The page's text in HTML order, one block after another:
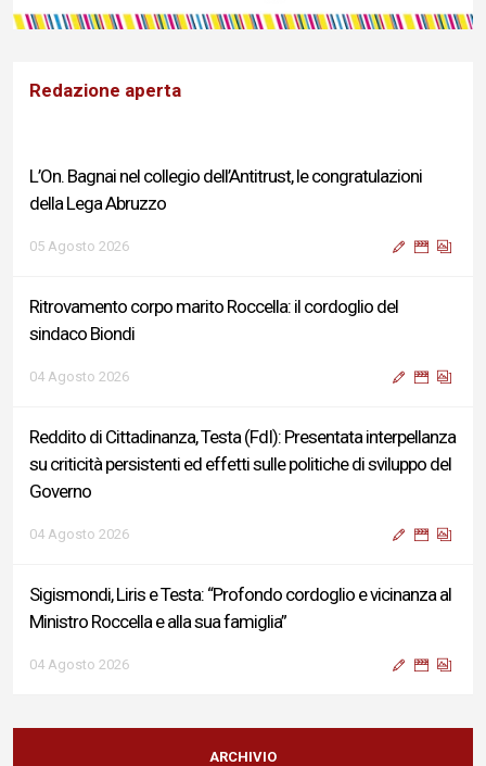
Redazione aperta
L’On. Bagnai nel collegio dell’Antitrust, le congratulazioni
della Lega Abruzzo
05 Agosto 2026
Ritrovamento corpo marito Roccella: il cordoglio del
sindaco Biondi
04 Agosto 2026
Reddito di Cittadinanza, Testa (FdI): Presentata interpellanza
su criticità persistenti ed effetti sulle politiche di sviluppo del
Governo
04 Agosto 2026
Sigismondi, Liris e Testa: “Profondo cordoglio e vicinanza al
Ministro Roccella e alla sua famiglia”
04 Agosto 2026
Terminal bus "Lorenzo Natali": modifiche temporanee alla
viabilità per il completamento dei lavori di riqualificazione
ARCHIVIO